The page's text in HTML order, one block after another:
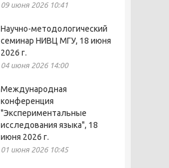
09 июня 2026 10:41
Научно-методологический
семинар НИВЦ МГУ, 18 июня
2026 г.
04 июня 2026 14:00
Международная
конференция
"Экспериментальные
исследования языка", 18
июня 2026 г.
01 июня 2026 10:45